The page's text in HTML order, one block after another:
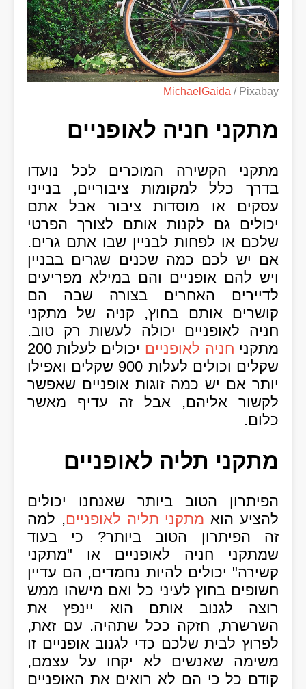
MichaelGaida / Pixabay
מתקני חניה לאופניים
מתקני הקשירה המוכרים לכל נועדו
בדרך כלל למקומות ציבוריים, בנייני
עסקים או מוסדות ציבור אבל אתם
יכולים גם לקנות אותם לצורך הפרטי
שלכם או לפחות לבניין שבו אתם גרים.
אם יש לכם כמה שכנים שגרים בבניין
ויש להם אופניים והם במילא מפריעים
לדיירים האחרים בצורה שבה הם
קושרים אותם בחוץ, קניה של מתקני
חניה לאופניים יכולה לעשות רק טוב.
מתקני חניה לאופניים
יכולים לעלות 200
שקלים וכולים לעלות 900 שקלים ואפילו
יותר אם יש כמה זוגות אופניים שאפשר
לקשור אליהם, אבל זה עדיף מאשר
כלום.
מתקני תליה לאופניים
הפיתרון הטוב ביותר שאנחנו יכולים
להציע הוא מתקני תליה לאופניים, למה
זה הפיתרון הטוב ביותר? כי בעוד
שמתקני חניה לאופניים או "מתקני
קשירה" יכולים להיות נחמדים, הם עדיין
חשופים בחוץ לעיני כל ואם מישהו ממש
רוצה לגנוב אותם הוא יינפץ את
השרשרת, חזקה ככל שתהיה. עם זאת,
לפרוץ לבית שלכם כדי לגנוב אופניים זו
משימה שאנשים לא יקחו על עצמם,
קודם כל כי הם לא רואים את האופניים